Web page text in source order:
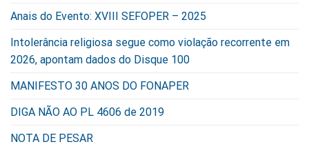
Anais do Evento: XVIII SEFOPER – 2025
Intolerância religiosa segue como violação recorrente em
2026, apontam dados do Disque 100
MANIFESTO 30 ANOS DO FONAPER
DIGA NÃO AO PL 4606 de 2019
NOTA DE PESAR